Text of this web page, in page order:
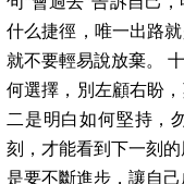
什么捷徑，唯一出路
就不要輕易說放棄。
何選擇，別左顧右盼
二是明白如何堅持，
刻，才能看到下一刻
是要不斷進步，讓自